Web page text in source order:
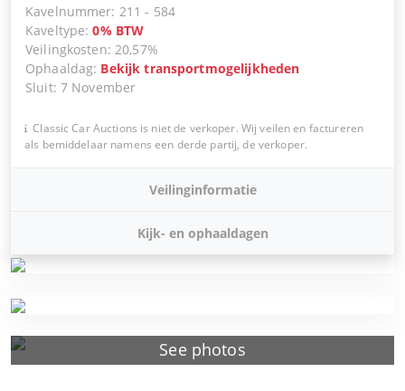
See photos
Kavelnummer: 211 - 584
Kaveltype:0% BTW
Veilingkosten:20,57%
Ophaaldag: Bekijk transportmogelijkheden
Sluit: 7 November
Classic Car Auctions is niet de verkoper. Wij veilen en factureren
als bemiddelaar namens een derde partij, de verkoper.
Veilinginformatie
Kijk- en ophaaldagen